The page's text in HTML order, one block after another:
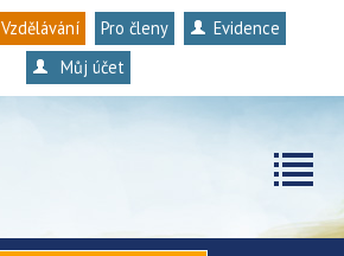
Vzdělávání Pro členy
Evidence
Můj účet